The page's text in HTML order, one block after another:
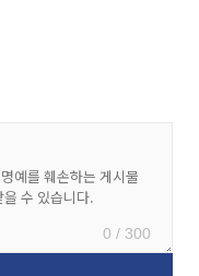
0 / 300